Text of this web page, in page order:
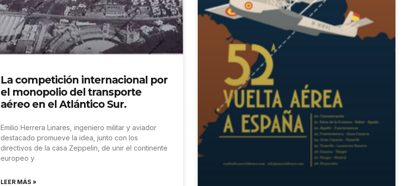
La competición internacional por
el monopolio del transporte
aéreo en el Atlántico Sur.
Emilio Herrera Linares, ingeniero militar y aviador
destacado promueve la idea, junto con los
directivos de la casa Zeppelin, de unir el continente
europeo y
LEER MÁS »